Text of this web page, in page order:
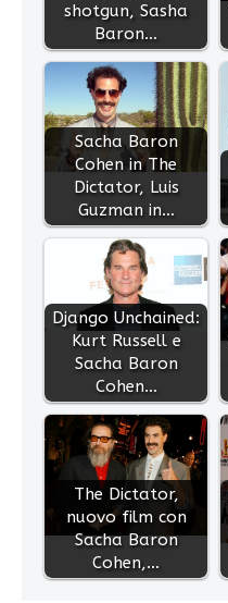
shotgun, Sasha
Baron…
Sacha Baron
Cohen in The
Dictator, Luis
Guzman in…
Django Unchained:
Kurt Russell e
Sacha Baron
Cohen…
The Dictator,
nuovo film con
Sacha Baron
Cohen,…